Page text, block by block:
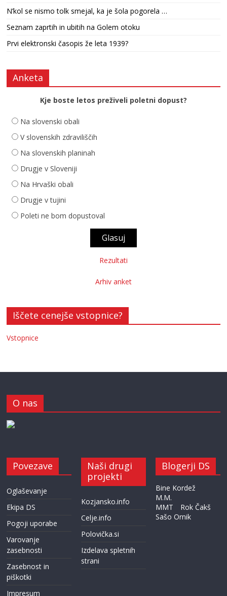
N’kol se nismo tolk smejal, ka je šola pogorela …
Seznam zaprtih in ubitih na Golem otoku
Prvi elektronski časopis že leta 1939?
Anketa
Kje boste letos preživeli poletni dopust?
Na slovenski obali
V slovenskih zdraviliščih
Na slovenskih planinah
Drugje v Sloveniji
Na Hrvaški obali
Drugje v tujini
Poleti ne bom dopustoval
Rezultati
Arhiv anket
Iščete cenejše vstopnice?
Vstopnice
O nas
Povezave
Oglaševanje
Ekipa DS
Pogoji uporabe
Varovanje
zasebnosti
Zasebnost in
piškotki
Impresum
Naši drugi
projekti
Kozjansko.info
Celje.info
Polovička.si
Izdelava spletnih
strani
Blogerji DS
Bine Kordež
M.M.
MMT
Rok Čakš
Sašo Ornik